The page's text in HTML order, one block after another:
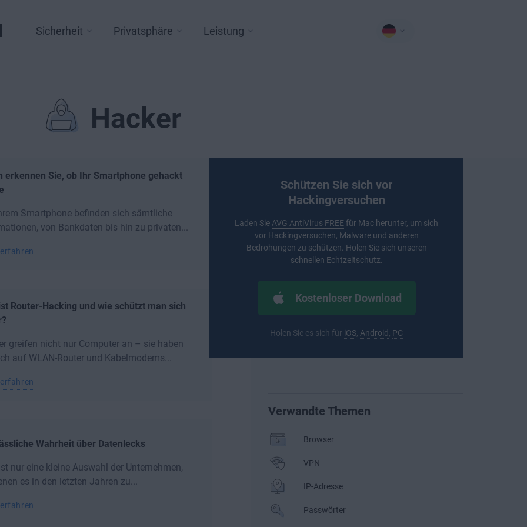
Sicherheit Privatsphäre Leistung
Hacker
erkennen Sie, ob Ihr Smartphone gehackt
Smartphone befinden sich sämtliche
von Bankdaten bis hin zu privaten...
Router-Hacking und wie schützt man sich
greifen nicht nur Computer an – sie haben
auf WLAN-Router und Kabelmodems...
Wahrheit über Datenlecks
nur eine kleine Auswahl der Unternehmen,
es in den letzten Jahren zu...
Schützen Sie sich vor
Hackingversuchen
Laden Sie AVG AntiVirus FREE für Mac herunter, um sich
vor Hackingversuchen, Malware und anderen
Bedrohungen zu schützen. Holen Sie sich unseren
schnellen Echtzeitschutz.
Kostenloser Download
Holen Sie es sich für iOS Android PC
Verwandte Themen
Browser
VPN
IP-Adresse
Passwörter